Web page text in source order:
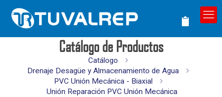
Catálogo de Productos
Catálogo
Drenaje Desagüe y Almacenamiento de Agua
PVC Unión Mecánica - Biaxial
Unión Reparación PVC Unión Mecánica